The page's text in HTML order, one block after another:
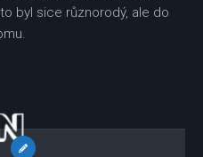
byl sice různorodý, ale do